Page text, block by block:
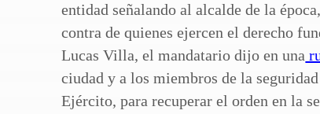
entidad señalando al alcalde de la
contra de quienes ejercen el derecho
Lucas Villa, el mandatario dijo en una
ciudad y a los miembros de la
Ejército, para recuperar el orden en la